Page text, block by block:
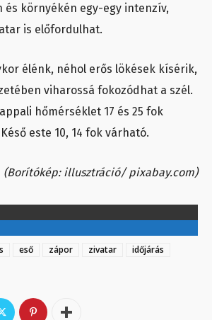
és környékén egy-egy intenzív,
is előfordulhat.
élénk, néhol erős lökések kísérik,
viharossá fokozódhat a szél.
hőmérséklet 17 és 25 fok
este 10, 14 fok várható.
(Borítókép: illusztráció/ pixabay.com)
eső zápor zivatar időjárás